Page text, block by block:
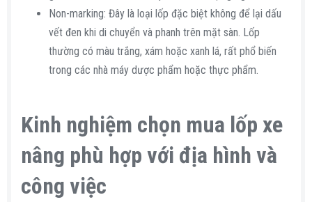
Non-marking: Đây là loại lốp đặc biệt không để lại dấu
vết đen khi di chuyển và phanh trên mặt sàn. Lốp
thường có màu trắng, xám hoặc xanh lá, rất phổ biến
trong các nhà máy dược phẩm hoặc thực phẩm.
Kinh nghiệm chọn mua lốp xe
nâng phù hợp với địa hình và
công việc​